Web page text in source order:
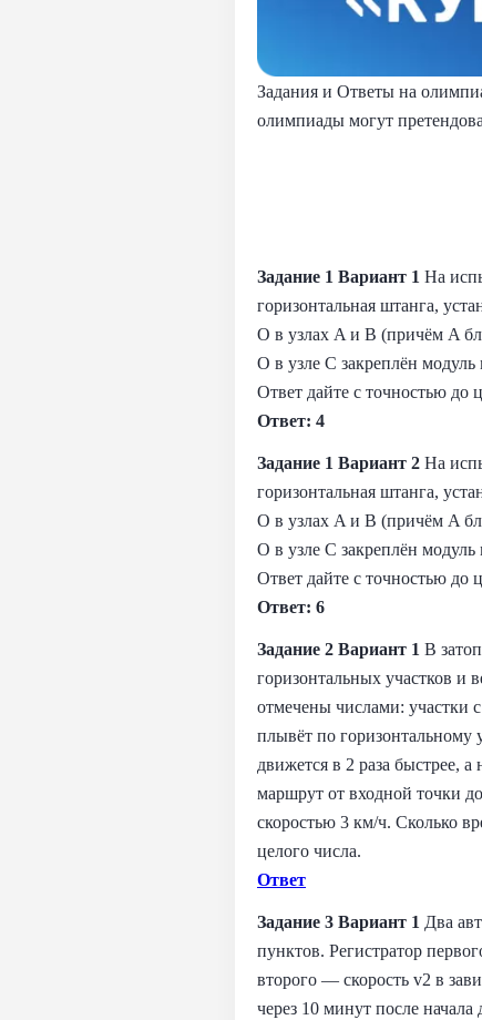
Задания и Ответы на
олимпиады могут
Задание 1 Вариант 1 На
горизонтальная штанга,
O в узлах A и B (причём A
O в узле C закреплён
Ответ дайте с точностью до
Ответ: 4
Задание 1 Вариант 2 На
горизонтальная штанга,
O в узлах A и B (причём A
O в узле C закреплён
Ответ дайте с точностью до
Ответ: 6
Задание 2 Вариант 1 В
горизонтальных участков и
отмечены числами:
плывёт по горизонтальному
движется в 2 раза быстрее,
маршрут от входной точки
скоростью 3 км/ч. Сколько
целого числа.
Ответ
Задание 3 Вариант 1 Два
пунктов. Регистратор
второго — скорость v2 в
через 10 минут после